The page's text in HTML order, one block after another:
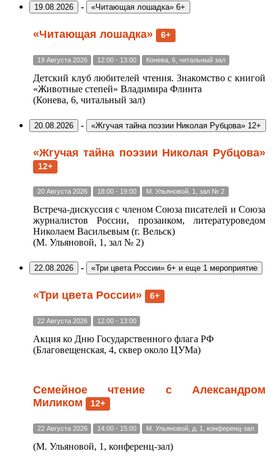
19.08.2026 - «Читающая лошадка» 6+
«Читающая лошадка» 6+
19 Августа 2026 12:00 - 13:00 Конева, 6, читальный зал
Детский клуб любителей чтения. Знакомство с книгой
«Животные степей» Владимира Флинта
(Конева, 6, читальный зал)
20.08.2026 - «Жгучая тайна поэзии Николая Рубцова» 12+
«Жгучая тайна поэзии Николая Рубцова»
12+
20 Августа 2026 18:00 - 19:00 М. Ульяновой, 1, зал № 2
Встреча-дискуссия с членом Союза писателей и Союза
журналистов России, прозаиком, литературоведом
Николаем Васильевым (г. Вельск)
(М. Ульяновой, 1, зал № 2)
22.08.2026 - «Три цвета России» 6+ и еще 1 мероприятие
«Три цвета России» 6+
22 Августа 2026 12:00 - 13:00
Акция ко Дню Государственного флага РФ
(Благовещенская, 4, сквер около ЦУМа)
Семейное чтение с Александром
Миликом
12+
22 Августа 2026 14:00 - 15:00 М. Ульяновой, д. 1, конференц-зал
(М. Ульяновой, 1, конференц-зал)